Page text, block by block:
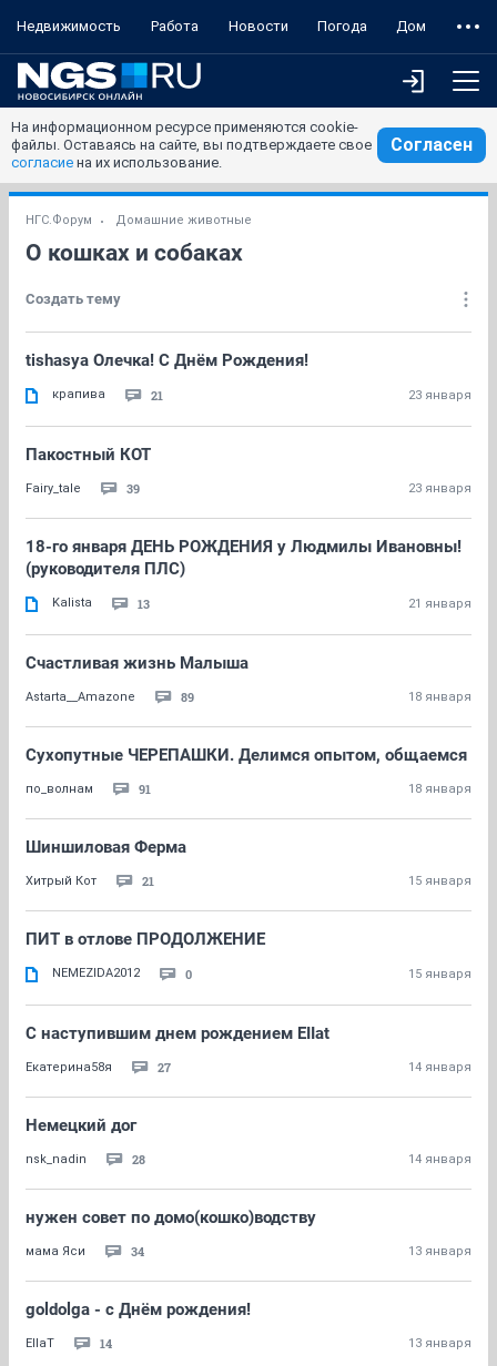
Недвижимость Работа Новости Погода Дом
На информационном ресурсе применяются cookie-
файлы. Оставаясь на сайте, вы подтверждаете свое
согласие на их использование.
Согласен
НГС.Форум Домашние животные
О кошках и собаках
Создать тему
tishasya Олечка! С Днём Рождения!
крапива 21 23 января
Пакостный КОТ
Fairy_tale 39 23 января
18-го января ДЕНЬ РОЖДЕНИЯ у Людмилы Ивановны!
(руководителя ПЛС)
Kalista 13 21 января
Счастливая жизнь Малыша
Astarta__Amazone 89 18 января
Сухопутные ЧЕРЕПАШКИ. Делимся опытом, общаемся
по_волнам 91 18 января
Шиншиловая Ферма
Хитрый Кот 21 15 января
ПИТ в отлове ПРОДОЛЖЕНИЕ
NEMEZIDA2012 0 15 января
С наступившим днем рождением EIIat
Екатерина58я 27 14 января
Немецкий дог
nsk_nadin 28 14 января
нужен совет по домо(кошко)водству
мама Яси 34 13 января
goldolga - с Днём рождения!
EllaT 14 13 января